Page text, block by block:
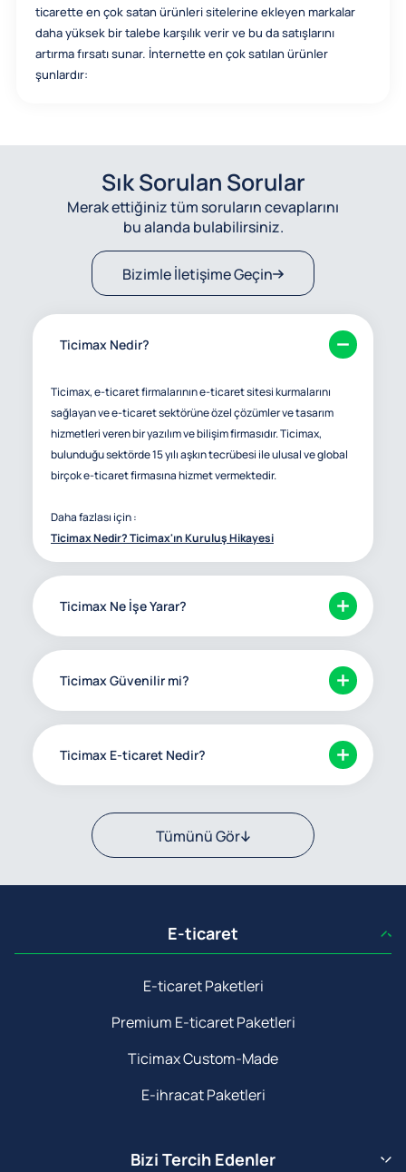
ticarette en çok satan ürünleri sitelerine ekleyen markalar
daha yüksek bir talebe karşılık verir ve bu da satışlarını
artırma fırsatı sunar. İnternette en çok satılan ürünler
şunlardır:
Sık Sorulan Sorular
Merak ettiğiniz tüm soruların cevaplarını
bu alanda bulabilirsiniz.
Bizimle İletişime Geçin
Ticimax Nedir?
Ticimax, e-ticaret firmalarının e-ticaret sitesi kurmalarını
sağlayan ve e-ticaret sektörüne özel çözümler ve tasarım
hizmetleri veren bir yazılım ve bilişim firmasıdır. Ticimax,
bulunduğu sektörde 15 yılı aşkın tecrübesi ile ulusal ve global
birçok e-ticaret firmasına hizmet vermektedir.
Daha fazlası için :
Ticimax Nedir? Ticimax'ın Kuruluş Hikayesi
Ticimax Ne İşe Yarar?
Ticimax Güvenilir mi?
Ticimax E-ticaret Nedir?
Tümünü Gör
E-ticaret
E-ticaret Paketleri
Premium E-ticaret Paketleri
Ticimax Custom-Made
E-ihracat Paketleri
Bizi Tercih Edenler